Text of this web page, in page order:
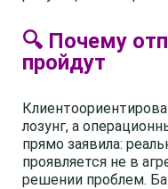
🔍 Почему
пройдут
лозунг, а
прямо заявила:
проявляется не в
решении проблем.